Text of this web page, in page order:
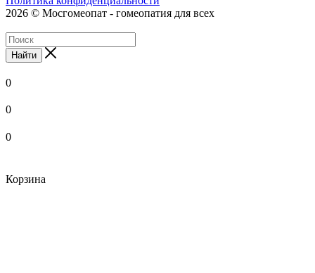
2026 © Мосгомеопат - гомеопатия для всех
Найти
0
0
0
Корзина